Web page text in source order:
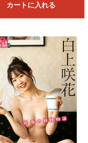
カートに入れる